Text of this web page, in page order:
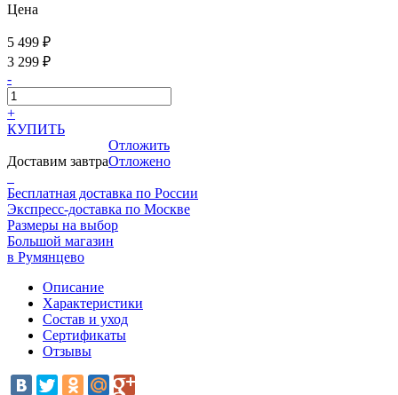
Цена
5 499 ₽
3 299 ₽
-
+
КУПИТЬ
Доставим завтра
Отложить
Отложено
Бесплатная доставка по России
Экспресс-доставка по Москве
Размеры на выбор
Большой магазин
в Румянцево
Описание
Характеристики
Состав и уход
Сертификаты
Отзывы